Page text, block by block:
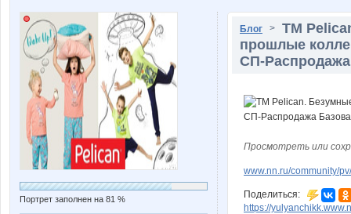
Портрет заполнен на 81 %
Блог > ТМ
прошлые
СП-
Просмотреть или
www.nn.ru/community/
Поделиться:
https://